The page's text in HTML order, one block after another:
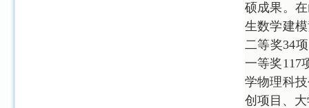
硕成果。
生数学建
二等奖34
一等奖117
学物理科
创项目、